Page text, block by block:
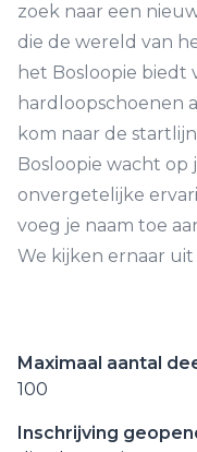
zoek naar een
die de wereld van
het Bosloopie biedt
hardloopschoenen
kom naar de
Bosloopie wacht op
onvergetelijke
voeg je naam toe
We kijken ernaar uit
Maximaal aantal
100
Inschrijving